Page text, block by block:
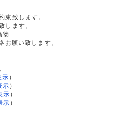
束致します。
します。
物
お願い致します。
示 ）
示 ）
示 ）
示 ）